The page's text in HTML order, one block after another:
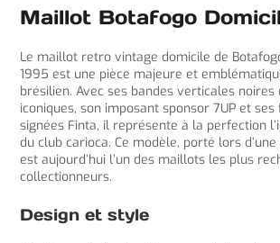
Maillot Botafogo
Le maillot retro vintage domicile de
1995 est une pièce majeure et
brésilien. Avec ses bandes verticales noires
iconiques, son imposant sponsor 7UP et
signées Finta, il représente à la perfection
du club carioca. Ce modèle, porté lors
est aujourd’hui l’un des maillots les plus
collectionneurs.
Design et style